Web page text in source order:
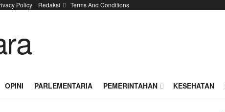
Policy Redaksi Terms And Conditions
OPINI PARLEMENTARIA PEMERINTAHAN KESEHATAN